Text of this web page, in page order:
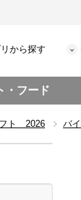
から探す
・フード
ト 2026 バ